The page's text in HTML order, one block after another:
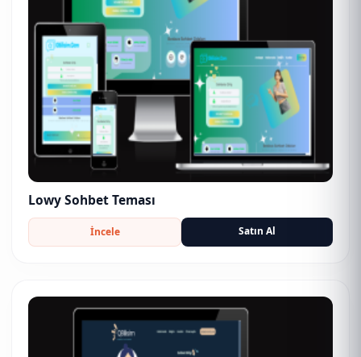
Lowy Sohbet Teması
İncele Satın Al